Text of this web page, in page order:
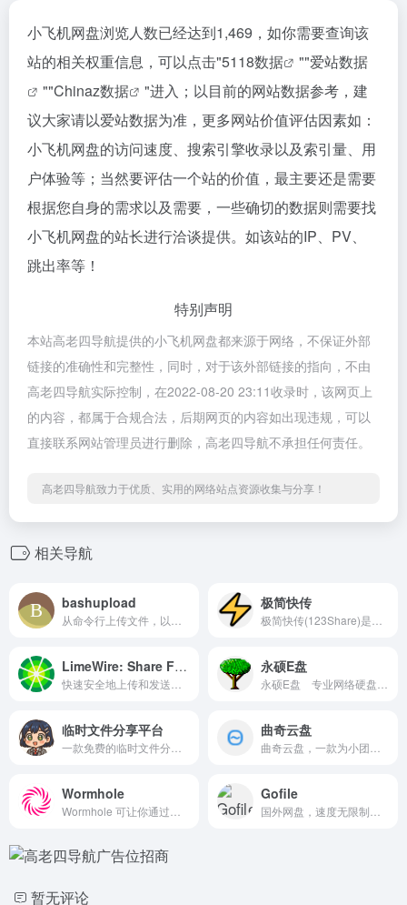
小飞机网盘浏览人数已经达到1,469，如你需要查询该
站的相关权重信息，可以点击"5118数据 ""爱站数据
""Chinaz数据
"进入；以目前的网站数据参考，建
议大家请以爱站数据为准，更多网站价值评估因素如：
小飞机网盘的访问速度、搜索引擎收录以及索引量、用
户体验等；当然要评估一个站的价值，最主要还是需要
根据您自身的需求以及需要，一些确切的数据则需要找
小飞机网盘的站长进行洽谈提供。如该站的IP、PV、
跳出率等！
特别声明
本站高老四导航提供的小飞机网盘都来源于网络，不保证外部
链接的准确性和完整性，同时，对于该外部链接的指向，不由
高老四导航实际控制，在2022-08-20 23:11收录时，该网页上
的内容，都属于合规合法，后期网页的内容如出现违规，可以
直接联系网站管理员进行删除，高老四导航不承担任何责任。
高老四导航致力于优质、实用的网络站点资源收集与分享！
相关导航
bashupload 极简快传
LimeWire: Share Files 永硕E盘
临时文件分享平台 曲奇云盘
Wormhole Gofile
暂无评论